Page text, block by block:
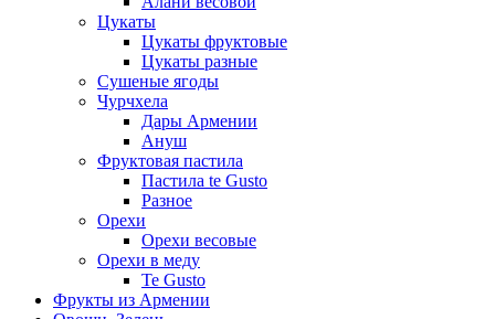
Цукаты
Цукаты фруктовые
Цукаты разные
Сушеные ягоды
Чурчхела
Дары Армении
Ануш
Фруктовая пастила
Пастила te Gusto
Разное
Орехи
Орехи весовые
Орехи в меду
Te Gusto
Фрукты из Армении